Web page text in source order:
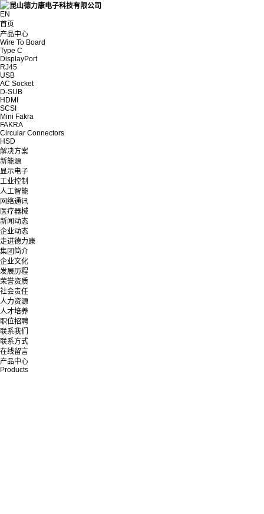
EN
首页
产品中心
Wire To Board
Type C
DisplayPort
RJ45
USB
AC Socket
D-SUB
HDMI
SCSI
Mini Fakra
FAKRA
Circular Connectors
HSD
解决方案
新能源
显示电子
工业控制
人工智能
网络通讯
医疗器械
新闻动态
企业动态
走进德力康
集团简介
企业文化
发展历程
荣誉资质
社会责任
人力资源
人才培养
职位招聘
联系我们
联系方式
在线留言
产品中心
Products